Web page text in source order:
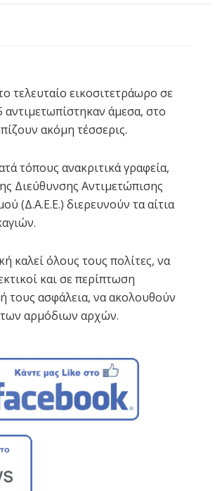
τελευταίο εικοσιτετράωρο σε
άμεσα, στο
ακόμη τέσσερις.
τόπους ανακριτικά γραφεία,
Διεύθυνσης Αντιμετώπισης
(Δ.Α.Ε.Ε.) διερευνούν τα αίτια
καλεί όλους τους πολίτες, να
και σε περίπτωση
τους ασφάλεια, να ακολουθούν
των αρμόδιων αρχών.